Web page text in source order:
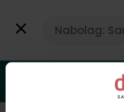
Er din bolig
Få svar med en gratis